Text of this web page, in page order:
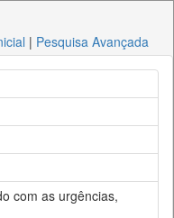
| Pesquisa Avançada
com as urgências,